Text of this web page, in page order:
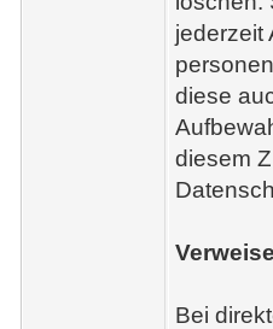
jederzeit
diese
diesem
Bei